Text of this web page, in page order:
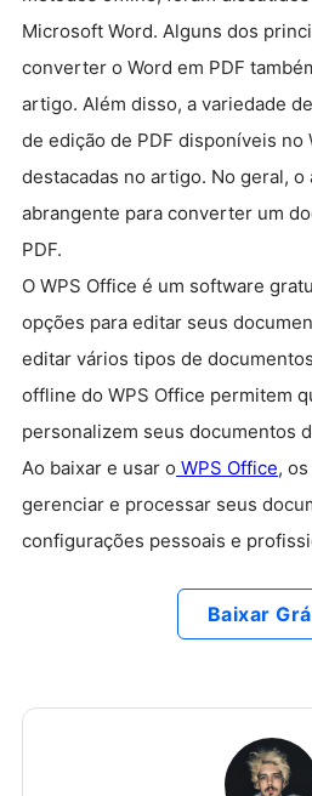
Microsoft Word. Alguns dos
converter o Word em PDF
artigo. Além disso, a variedade
de edição de PDF disponíveis no
destacadas no artigo. No geral,
abrangente para converter um
PDF.
O WPS Office é um software
opções para editar seus
editar vários tipos de
offline do WPS Office permitem
personalizem seus documentos
Ao baixar e usar o WPS Office,
gerenciar e processar seus
configurações pessoais e
Baixar